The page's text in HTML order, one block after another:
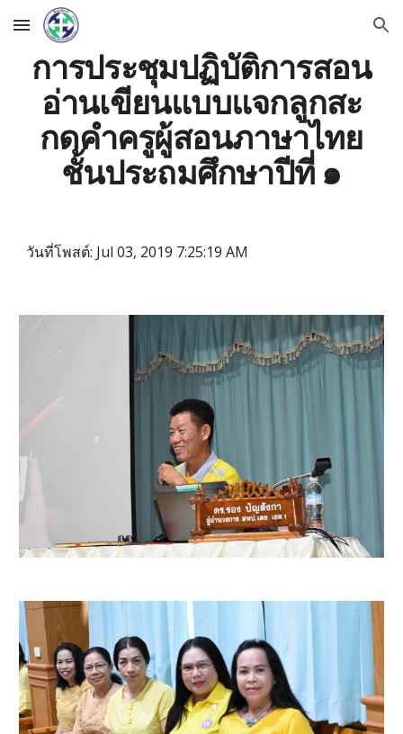
Skip to main content Skip to navigation
การประชุมปฏิบัติการสอน
อ่านเขียนแบบแจกลูกสะ
กดคําครูผู้สอนภาษาไทย
ชั้นประถมศึกษาปีที่ ๑
วันที่โพสต์: Jul 03, 2019 7:25:19 AM